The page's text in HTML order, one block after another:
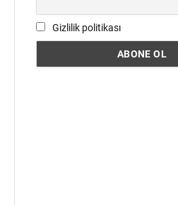
Gizlilik politikası